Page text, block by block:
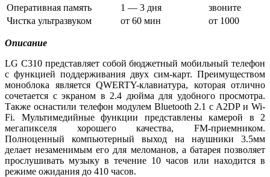
Оперативная память
1 — 3 дня
звоните
Чистка ультразвуком
от 60 мин от 1000
Описание
LG C310 представляет собой бюджетный мобильный телефон
с функцией поддерживания двух сим-карт. Преимуществом
моноблока является QWERTY-клавиатура, которая отлично
сочетается с экраном в 2.4 дюйма для удобного просмотра.
Также оснастили телефон модулем Bluetooth 2.1 c A2DP и Wi-
Fi. Мультимедийные функции представлены камерой в 2
мегапикселя хорошего качества, FM-приемником.
Полноценный компьютерный выход на наушники 3.5мм
делает незаменимым его для меломанов, а батарея позволяет
прослушивать музыку в течение 10 часов или находится в
режиме ожидания до 410 часов.